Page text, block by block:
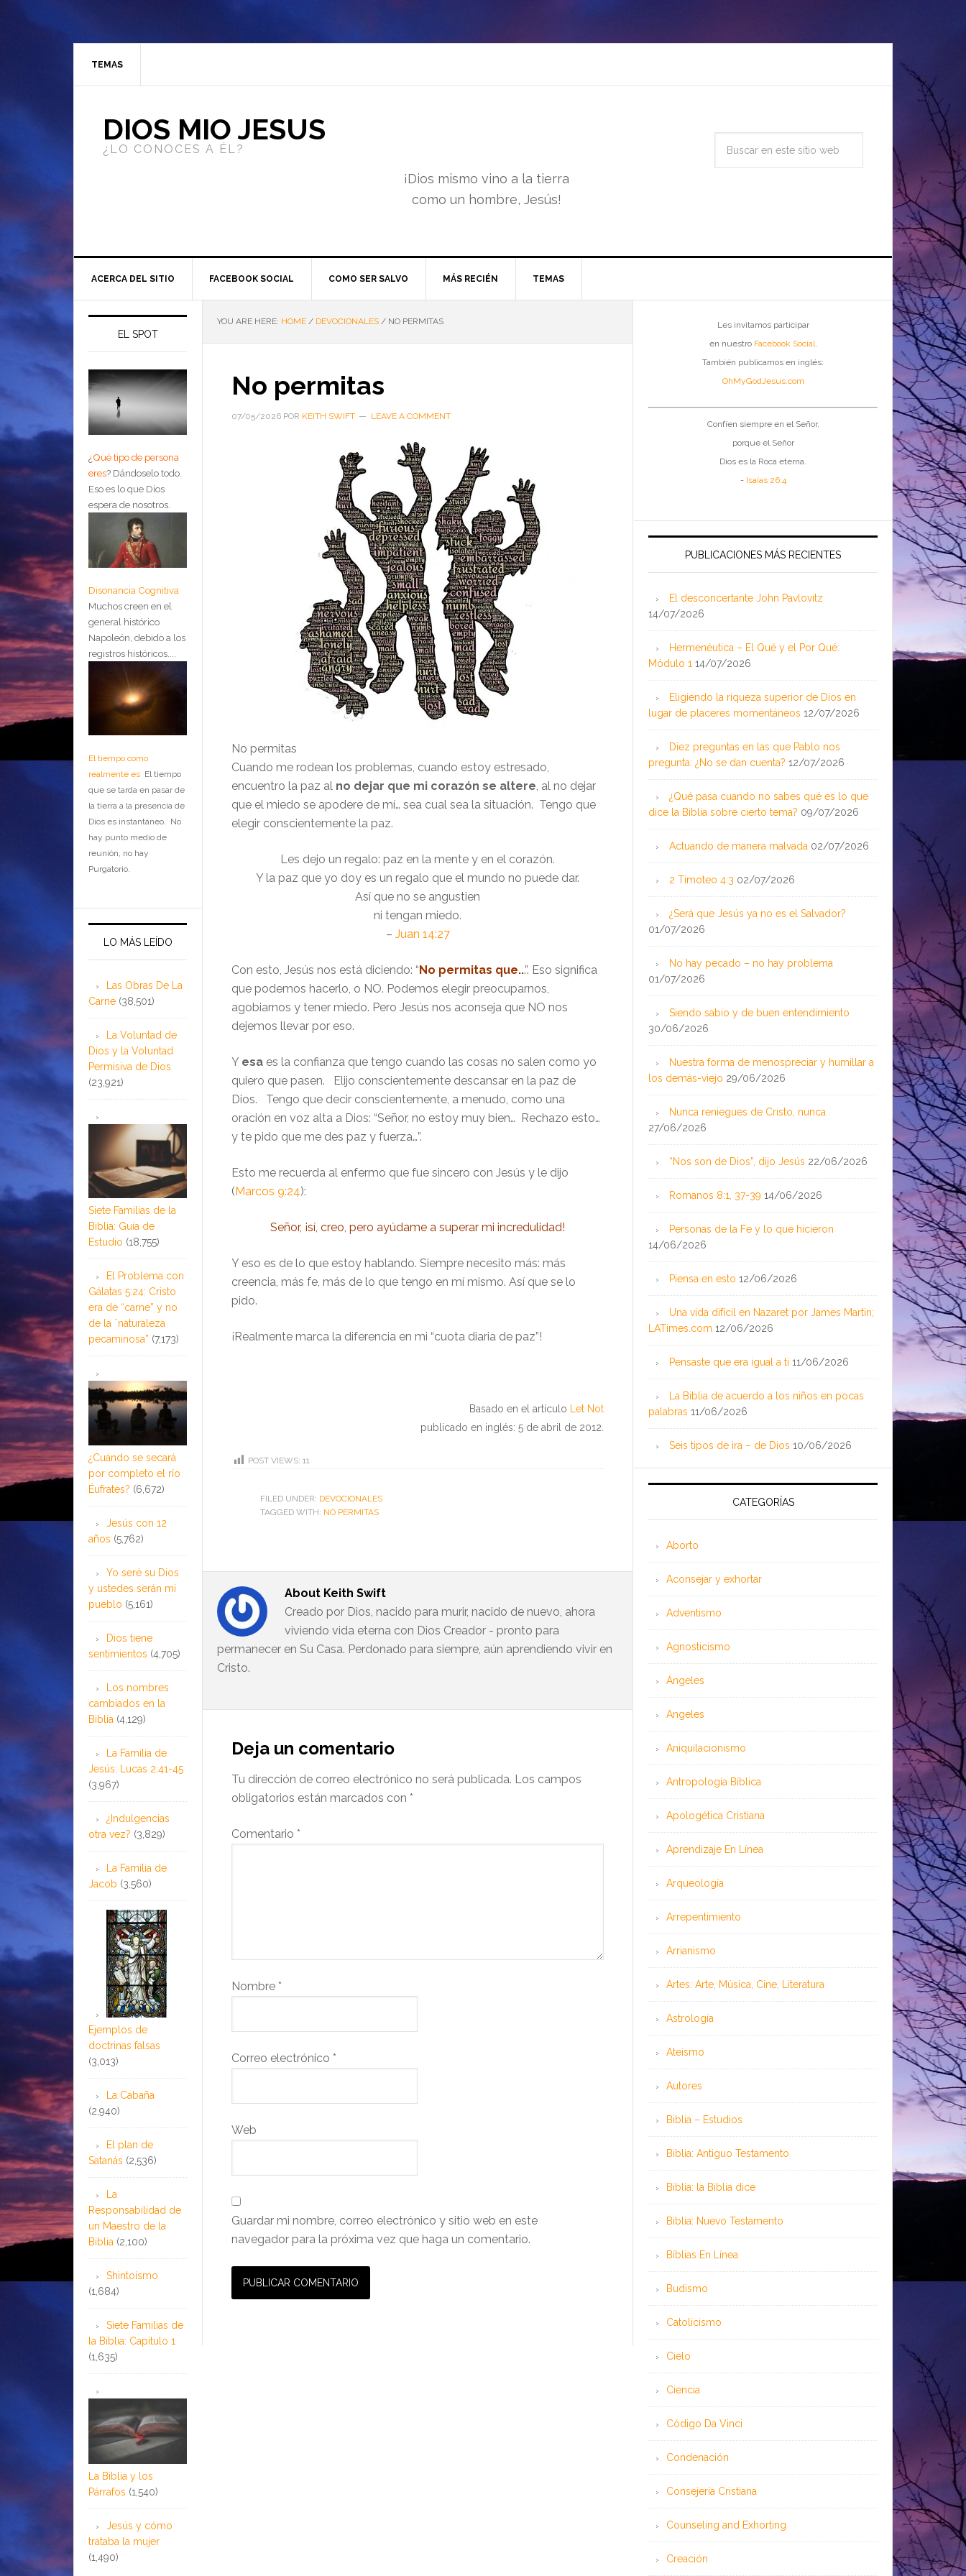
TEMAS
DIOS MIO JESUS
¿LO CONOCES A ÉL?
¡Dios mismo vino a la tierra
como un hombre, Jesús!
ACERCA DEL SITIO FACEBOOK SOCIAL COMO SER SALVO MÁS RECIÉN TEMAS
YOU ARE HERE: HOME / DEVOCIONALES / NO PERMITAS
No permitas
07/05/2026 POR KEITH SWIFT LEAVE A COMMENT
No permitas
Cuando me rodean los problemas, cuando estoy estresado,
encuentro la paz al no dejar que mi corazón se altere, al no dejar
que el miedo se apodere de mí… sea cual sea la situación. Tengo que
elegir conscientemente la paz.
Les dejo un regalo: paz en la mente y en el corazón.
Y la paz que yo doy es un regalo que el mundo no puede dar.
Así que no se angustien
ni tengan miedo.
– Juan 14:27
Con esto, Jesús nos está diciendo: “No permitas que...”. Eso significa
que podemos hacerlo, o NO. Podemos elegir preocuparnos,
agobiarnos y tener miedo. Pero Jesús nos aconseja que NO nos
dejemos llevar por eso.
Y esa es la confianza que tengo cuando las cosas no salen como yo
quiero que pasen. Elijo conscientemente descansar en la paz de
Dios. Tengo que decir conscientemente, a menudo, como una
oración en voz alta a Dios: “Señor, no estoy muy bien… Rechazo esto…
y te pido que me des paz y fuerza…”.
Esto me recuerda al enfermo que fue sincero con Jesús y le dijo
(Marcos 9:24):
Señor, ¡sí, creo, pero ayúdame a superar mi incredulidad!
Y eso es de lo que estoy hablando. Siempre necesito más: más
creencia, más fe, más de lo que tengo en mí mismo. Así que se lo
pido.
¡Realmente marca la diferencia en mi “cuota diaria de paz”!
Basado en el artículo
Let Not
publicado en inglés: 5 de abril de 2012.
POST VIEWS: 11
FILED UNDER: DEVOCIONALES
TAGGED WITH: NO PERMITAS
About Keith Swift
Creado por Dios, nacido para murir, nacido de nuevo, ahora
viviendo vida eterna con Dios Creador - pronto para
permanecer en Su Casa. Perdonado para siempre, aún aprendiendo vivir en
Cristo.
Deja un comentario
Tu dirección de correo electrónico no será publicada. Los campos
obligatorios están marcados con *
Comentario *
Nombre *
Correo electrónico *
Web
Guardar mi nombre, correo electrónico y sitio web en este
navegador para la próxima vez que haga un comentario.
Les invitamos participar
en nuestro Facebook Social.
También publicamos en inglés:
OhMyGodJesus.com
Confíen siempre en el Señor,
porque el Señor
Dios es la Roca eterna.
- Isaías 26:4
PUBLICACIONES MÁS RECIENTES
El desconcertante John Pavlovitz
14/07/2026
Hermenéutica – El Qué y el Por Qué:
Módulo 1 14/07/2026
Eligiendo la riqueza superior de Dios en
lugar de placeres momentáneos 12/07/2026
Diez preguntas en las que Pablo nos
pregunta: ¿No se dan cuenta? 12/07/2026
¿Qué pasa cuando no sabes qué es lo que
dice la Biblia sobre cierto tema? 09/07/2026
Actuando de manera malvada 02/07/2026
2 Timoteo 4:3 02/07/2026
¿Será que Jesús ya no es el Salvador?
01/07/2026
No hay pecado – no hay problema
01/07/2026
Siendo sabio y de buen entendimiento
30/06/2026
Nuestra forma de menospreciar y humillar a
los demás-viejo 29/06/2026
Nunca reniegues de Cristo, nunca
27/06/2026
“Nos son de Dios”, dijo Jesús 22/06/2026
Romanos 8:1, 37-39 14/06/2026
Personas de la Fe y lo que hicieron
14/06/2026
Piensa en esto 12/06/2026
Una vida difícil en Nazaret por James Martin;
LATimes.com 12/06/2026
Pensaste que era igual a ti 11/06/2026
La Biblia de acuerdo a los niños en pocas
palabras 11/06/2026
Seis tipos de ira – de Dios 10/06/2026
CATEGORÍAS
Aborto
Aconsejar y exhortar
Adventismo
Agnosticismo
Ángeles
Angeles
Aniquilacionismo
Antropología Bíblica
Apologética Cristiana
Aprendizaje En Línea
Arqueología
Arrepentimiento
Arrianismo
Artes: Arte, Música, Cine, Literatura
Astrología
Ateísmo
Autores
Biblia – Estudios
Biblia: Antiguo Testamento
Biblia: la Biblia dice
Biblia: Nuevo Testamento
Bíblias En Línea
Budismo
Catolicismo
Cielo
Ciencia
Código Da Vinci
Condenación
Consejería Cristiana
Counseling and Exhorting
Creación
EL SPOT
¿Qué tipo de persona
eres? Dándoselo todo.
Eso es lo que Dios
espera de nosotros.
Disonancia Cognitiva
Muchos creen en el
general histórico
Napoleón, debido a los
registros históricos....
El tiempo como
realmente es El tiempo
que se tarda en pasar de
la tierra a la presencia de
Dios es instantáneo. No
hay punto medio de
reunión, no hay
Purgatorio.
LO MÁS LEÍDO
Las Obras De La
Carne (38,501)
La Voluntad de
Dios y la Voluntad
Permisiva de Dios
(23,921)
Siete Familias de la
Biblia: Guía de
Estudio (18,755)
El Problema con
Gálatas 5:24: Cristo
era de “carne” y no
de la ¨naturaleza
pecaminosa” (7,173)
¿Cuándo se secará
por completo el río
Éufrates? (6,672)
Jesús con 12
años (5,762)
Yo seré su Dios
y ustedes serán mi
pueblo (5,161)
Dios tiene
sentimientos (4,705)
Los nombres
cambiados en la
Biblia (4,129)
La Familia de
Jesús: Lucas 2:41-45
(3,967)
¿Indulgencias
otra vez? (3,829)
La Familia de
Jacob (3,560)
Ejemplos de
doctrinas falsas
(3,013)
La Cabaña
(2,940)
El plan de
Satanás (2,536)
La
Responsabilidad de
un Maestro de la
Biblia (2,100)
Shintoísmo
(1,684)
Siete Familias de
la Biblia: Capítulo 1
(1,635)
La Biblia y los
Párrafos (1,540)
Jesús y cómo
trataba la mujer
(1,490)